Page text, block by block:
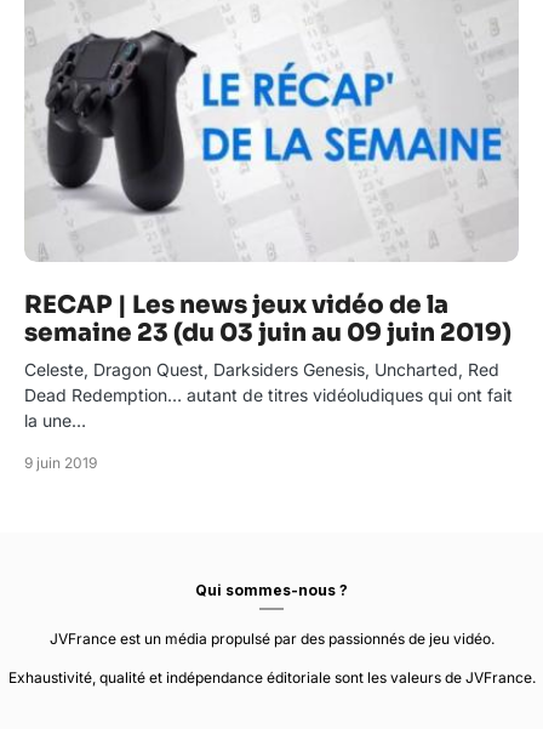
RECAP | Les news jeux vidéo de la
semaine 23 (du 03 juin au 09 juin 2019)
Celeste, Dragon Quest, Darksiders Genesis, Uncharted, Red
Dead Redemption… autant de titres vidéoludiques qui ont fait
la une…
9 juin 2019
Qui sommes-nous ?
JVFrance est un média propulsé par des passionnés de jeu vidéo.
Exhaustivité, qualité et indépendance éditoriale sont les valeurs de JVFrance.